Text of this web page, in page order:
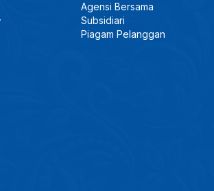
Agensi Bersama
Subsidiari
Piagam Pelanggan